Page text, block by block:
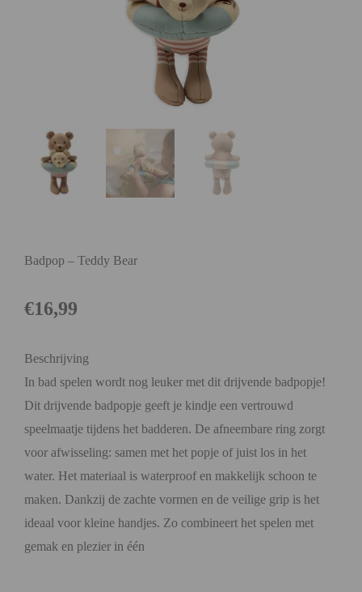
Badpop – Teddy Bear
€16,99
Beschrijving
In bad spelen wordt nog leuker met dit drijvende badpopje!
Dit drijvende badpopje geeft je kindje een vertrouwd
speelmaatje tijdens het badderen. De afneembare ring zorgt
voor afwisseling: samen met het popje of juist los in het
water. Het materiaal is waterproof en makkelijk schoon te
maken. Dankzij de zachte vormen en de veilige grip is het
ideaal voor kleine handjes. Zo combineert het spelen met
gemak en plezier in één